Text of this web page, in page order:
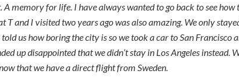
memory for life. I have always wanted to go back to see how
T and I visited two years ago was also amazing. We only
us how boring the city is so we took a car to San Francisco
up disappointed that we didn’t stay in Los Angeles instead.
that we have a direct flight from Sweden.